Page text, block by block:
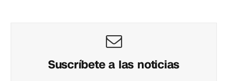
Suscríbete a las noticias